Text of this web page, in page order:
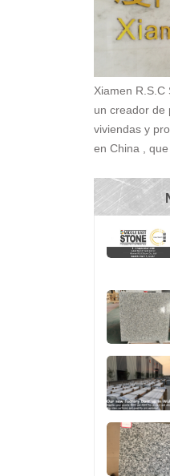
Xiamen
un creador de
viviendas y
en China , que